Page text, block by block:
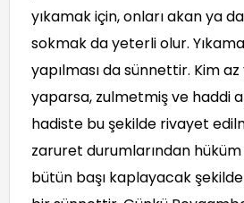
yıkamak için, onları akan ya
sokmak da yeterli olur.
yapılması da sünnettir. Kim
yaparsa, zulmetmiş ve haddi
hadiste bu şekilde rivayet
zaruret durumlarından hüküm
bütün başı kaplayacak